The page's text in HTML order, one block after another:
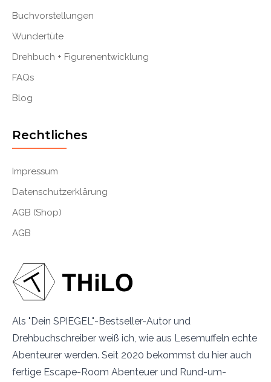
Als "Dein SPIEGEL"-Bestseller-Autor und
Drehbuchschreiber weiß ich, wie aus Lesemuffeln echte
Abenteurer werden. Seit 2020 bekommst du hier auch
fertige Escape-Room Abenteuer und Rund-um-
Buchvorstellungen
Wundertüte
Drehbuch + Figurenentwicklung
FAQs
Blog
Rechtliches
Impressum
Datenschutzerklärung
AGB (Shop)
AGB